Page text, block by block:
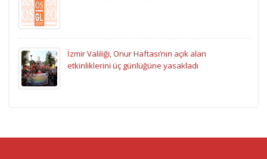
İzmir Valiliği, Onur Haftası’nın açık alan
etkinliklerini üç günlüğüne yasakladı